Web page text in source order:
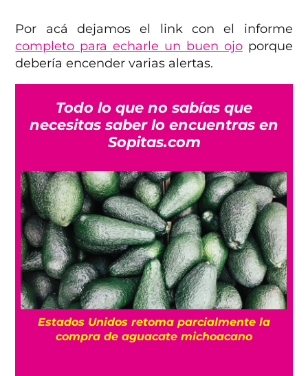
Por acá dejamos el link con el informe
completo para echarle un buen ojoporque
debería encender varias alertas.
Todo lo que no sabías que
necesitas saber lo encuentras en
Sopitas.com
Estados Unidos retoma parcialmente la
compra de aguacate michoacano